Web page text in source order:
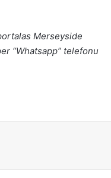
Merseyside
“Whatsapp” telefonu